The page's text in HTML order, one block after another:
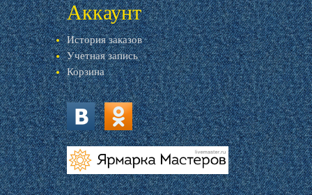
Аккаунт
История заказов
Учетная запись
Корзина
vk.com ok.ru
livemaster.ru